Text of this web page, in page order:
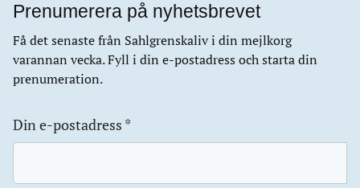
Prenumerera på nyhetsbrevet
Få det senaste från Sahlgrenskaliv i din mejlkorg
varannan vecka. Fyll i din e-postadress och starta din
prenumeration.
Din e-postadress *